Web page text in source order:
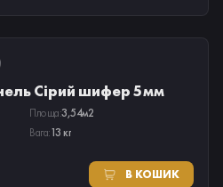
Сірий шифер 5мм
Площа:3,54м2
Вага:13 кг
В КОШИК